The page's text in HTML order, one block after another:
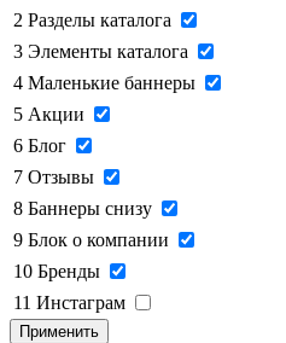
2 Разделы каталога
3 Элементы каталога
4 Маленькие баннеры
5 Акции
6 Блог
7 Отзывы
8 Баннеры снизу
9 Блок о компании
10 Бренды
11 Инстаграм
Применить